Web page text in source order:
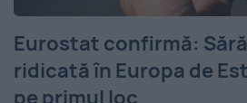
Eurostat confirmă:
ridicată în Europa de